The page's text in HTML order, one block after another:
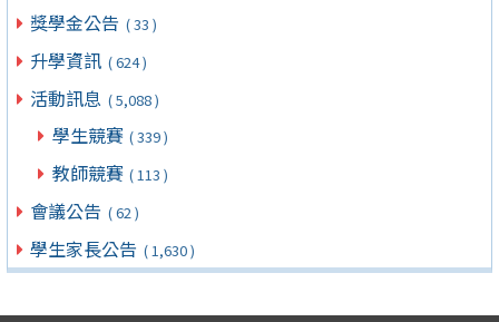
獎學金公告 ( 33 )
升學資訊 ( 624 )
活動訊息 ( 5,088 )
學生競賽 ( 339 )
教師競賽 ( 113 )
會議公告 ( 62 )
學生家長公告 ( 1,630 )